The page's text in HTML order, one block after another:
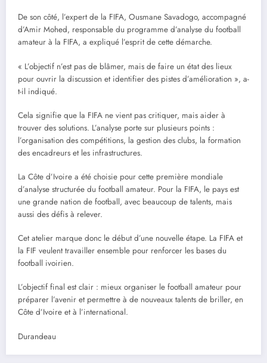
De son côté, l’expert de la FIFA, Ousmane Savadogo, accompagné
d’Amir Mohed, responsable du programme d’analyse du football
amateur à la FIFA, a expliqué l’esprit de cette démarche.
« L’objectif n’est pas de blâmer, mais de faire un état des lieux
pour ouvrir la discussion et identifier des pistes d’amélioration », a-
t-il indiqué.
Cela signifie que la FIFA ne vient pas critiquer, mais aider à
trouver des solutions. L’analyse porte sur plusieurs points :
l’organisation des compétitions, la gestion des clubs, la formation
des encadreurs et les infrastructures.
La Côte d’Ivoire a été choisie pour cette première mondiale
d’analyse structurée du football amateur. Pour la FIFA, le pays est
une grande nation de football, avec beaucoup de talents, mais
aussi des défis à relever.
Cet atelier marque donc le début d’une nouvelle étape. La FIFA et
la FIF veulent travailler ensemble pour renforcer les bases du
football ivoirien.
L’objectif final est clair : mieux organiser le football amateur pour
préparer l’avenir et permettre à de nouveaux talents de briller, en
Côte d’Ivoire et à l’international.
Durandeau